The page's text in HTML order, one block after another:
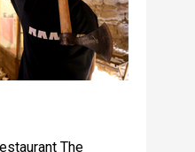
The